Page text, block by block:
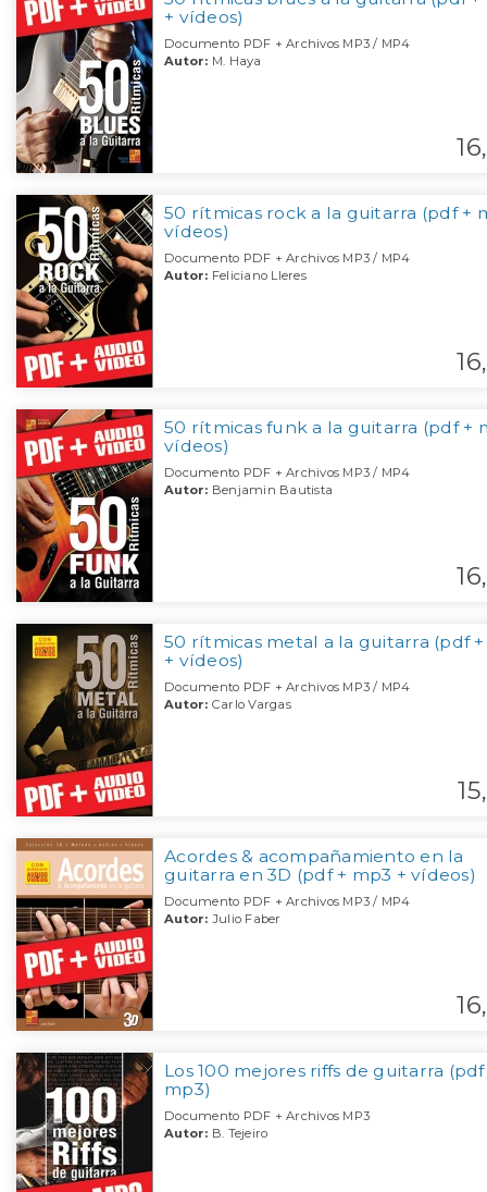
+ vídeos)
Documento PDF + Archivos MP3 / MP4
Autor: M. Haya
16,
50 rítmicas rock a la guitarra (pdf +
vídeos)
Documento PDF + Archivos MP3 / MP4
Autor: Feliciano Lleres
16,
50 rítmicas funk a la guitarra (pdf +
vídeos)
Documento PDF + Archivos MP3 / MP4
Autor: Benjamin Bautista
16,
50 rítmicas metal a la guitarra (pdf
+ vídeos)
Documento PDF + Archivos MP3 / MP4
Autor: Carlo Vargas
15,
Acordes & acompañamiento en la
guitarra en 3D (pdf + mp3 + vídeos)
Documento PDF + Archivos MP3 / MP4
Autor: Julio Faber
16,
Los 100 mejores riffs de guitarra (pdf
mp3)
Documento PDF + Archivos MP3
Autor: B. Tejeiro